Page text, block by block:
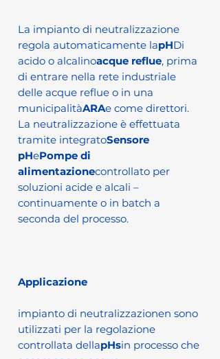
La impianto di neutralizzazione
regola automaticamente lapHDi
acido o alcalinoacque reflue, prima
di entrare nella rete industriale
delle acque reflue o in una
municipalitàARAe come direttori.
La neutralizzazione è effettuata
tramite integratoSensore
pHePompe di
alimentazionecontrollato per
soluzioni acide e alcali –
continuamente o in batch a
seconda del processo.
Applicazione
impianto di neutralizzazionen sono
utilizzati per la regolazione
controllata dellapHsin processo che